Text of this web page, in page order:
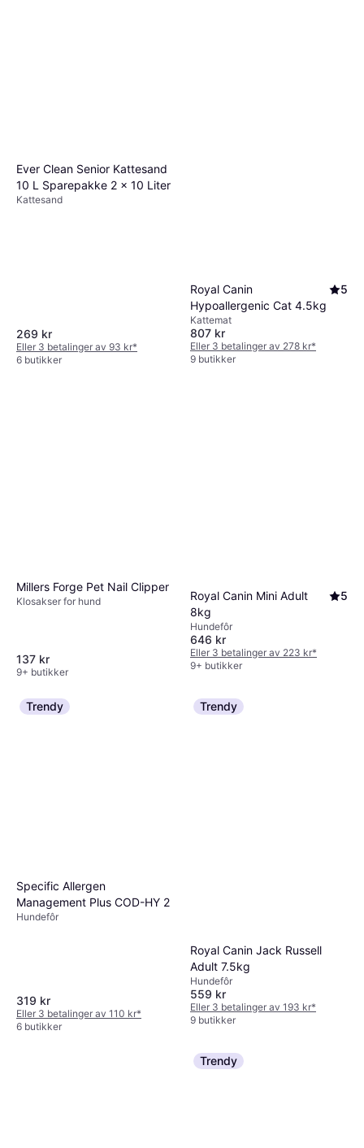
Ever Clean Senior Kattesand
10 L Sparepakke 2 x 10 Liter
Kattesand
269 kr
Eller 3 betalinger av 93 kr*
6 butikker
Royal Canin
Hypoallergenic Cat 4.5kg
5
Kattemat
807 kr
Eller 3 betalinger av 278 kr*
9 butikker
Millers Forge Pet Nail Clipper
Klosakser for hund
137 kr
9+ butikker
Royal Canin Mini Adult
8kg
5
Hundefôr
646 kr
Eller 3 betalinger av 223 kr*
9+ butikker
Trendy
Specific Allergen
Management Plus COD-HY 2
Hundefôr
319 kr
Eller 3 betalinger av 110 kr*
6 butikker
Trendy
Royal Canin Jack Russell
Adult 7.5kg
Hundefôr
559 kr
Eller 3 betalinger av 193 kr*
9 butikker
Trendy